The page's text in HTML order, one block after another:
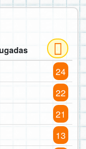
24
22
21
13